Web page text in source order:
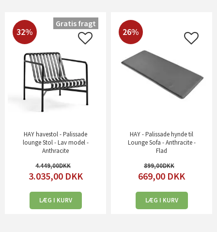
32%
HAY havestol - Palissade
lounge Stol - Lav model -
Anthracite
4.449,00
3.035,00 DKK
LÆG I KURV
Gratis fragt
26%
HAY - Palissade hynde til
Lounge Sofa - Anthracite -
Flad
899,00
669,00 DKK
LÆG I KURV